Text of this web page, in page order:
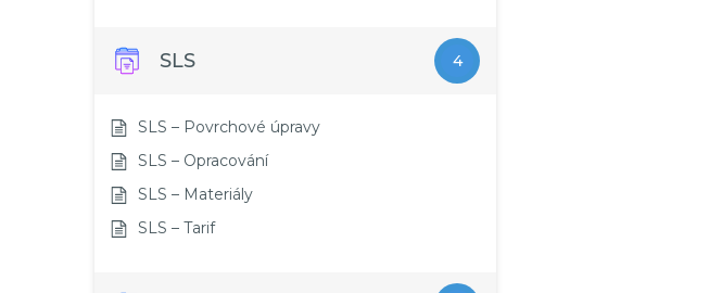
SLS 4
SLS – Povrchové úpravy
SLS – Opracování
SLS – Materiály
SLS – Tarif